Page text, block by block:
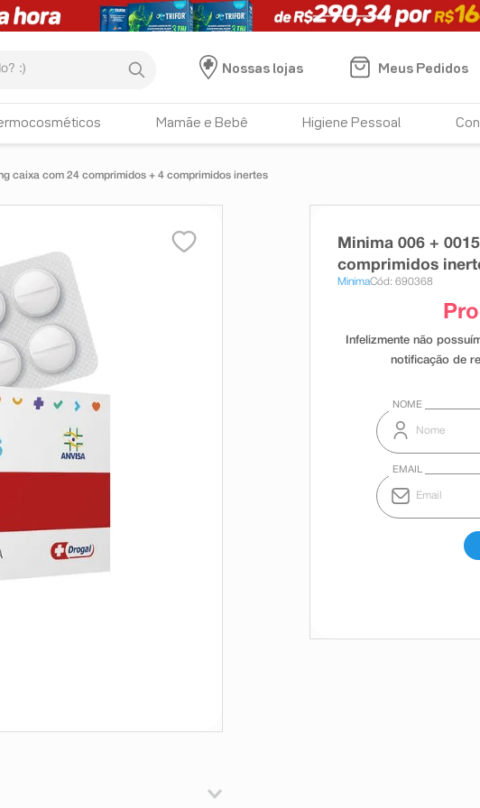
Nossas lojas
Meus Pedidos
Mamãe e Bebê Higiene Pessoal
caixa com 24 comprimidos + 4 comprimidos inertes
Minima 006 +
comprimidos
MinimaCód: 690368